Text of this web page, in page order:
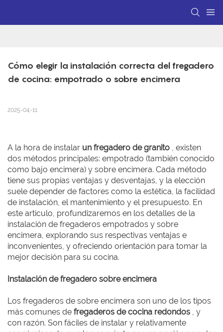
Cómo elegir la instalación correcta del fregadero
de cocina: empotrado o sobre encimera
2025-04-11
A la hora de instalar un fregadero de granito , existen
dos métodos principales: empotrado (también conocido
como bajo encimera) y sobre encimera. Cada método
tiene sus propias ventajas y desventajas, y la elección
suele depender de factores como la estética, la facilidad
de instalación, el mantenimiento y el presupuesto. En
este artículo, profundizaremos en los detalles de la
instalación de fregaderos empotrados y sobre
encimera, explorando sus respectivas ventajas e
inconvenientes, y ofreciendo orientación para tomar la
mejor decisión para su cocina.
Instalación de fregadero sobre encimera
Los fregaderos de sobre encimera son uno de los tipos
más comunes de fregaderos de cocina redondos , y
con razón. Son fáciles de instalar y relativamente